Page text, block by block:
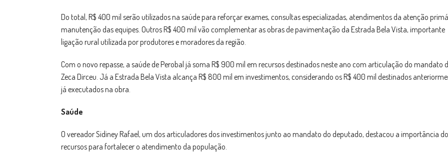
Do total, R$ 400 mil serão utilizados na saúde para reforçar exames, consultas especializadas, atendimentos da atenção
manutenção das equipes. Outros R$ 400 mil vão complementar as obras de pavimentação da Estrada Bela Vista, importante
ligação rural utilizada por produtores e moradores da região.
Com o novo repasse, a saúde de Perobal já soma R$ 900 mil em recursos destinados neste ano com articulação do mandato
Zeca Dirceu. Já a Estrada Bela Vista alcança R$ 800 mil em investimentos, considerando os R$ 400 mil destinados
já executados na obra.
Saúde
O vereador Sidiney Rafael, um dos articuladores dos investimentos junto ao mandato do deputado, destacou a importância
recursos para fortalecer o atendimento da população.